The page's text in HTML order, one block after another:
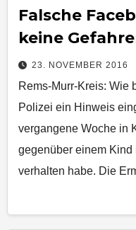
Falsche
keine
23. NOVEMBER 2016
Rems-Murr-Kreis: Wie
Polizei ein Hinweis
vergangene Woche in
gegenüber einem
verhalten habe. Die